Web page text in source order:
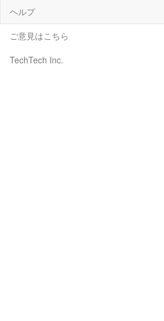
ヘルプ
ご意見はこちら
TechTech Inc.